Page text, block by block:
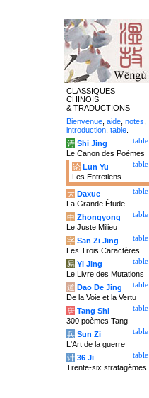
CLASSIQUES
CHINOIS
& TRADUCTIONS
Bienvenue aide notes
introduction table
table
诗 Shi Jing
Le Canon des Poèmes
table
论 Lun Yu
Les Entretiens
table
大 Daxue
La Grande Étude
table
中 Zhongyong
Le Juste Milieu
table
字 San Zi Jing
Les Trois Caractères
table
易 Yi Jing
Le Livre des Mutations
table
道 Dao De Jing
De la Voie et la Vertu
table
唐 Tang Shi
300 poèmes Tang
table
兵 Sun Zi
L'Art de la guerre
table
计 36 Ji
Trente-six stratagèmes